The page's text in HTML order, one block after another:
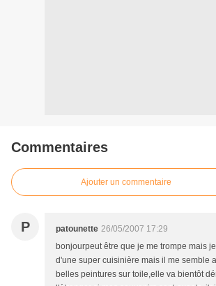
Commentaires
Ajouter un commentaire
P patounette 26/05/2007 17:29
bonjourpeut être que je me trompe mais
d'une super cuisinière mais il me semble
belles peintures sur toile,elle va bientôt